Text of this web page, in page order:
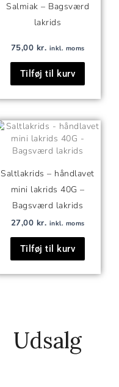
Salmiak – Bagsværd
lakrids
75,00 kr. inkl. moms
Tilføj til kurv
Saltlakrids – håndlavet
mini lakrids 40G –
Bagsværd lakrids
27,00 kr. inkl. moms
Tilføj til kurv
Udsalg